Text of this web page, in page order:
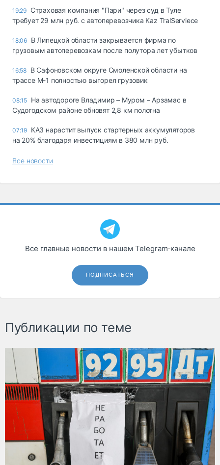
19:29 Страховая компания "Пари" через суд в Туле
требует 29 млн руб. с автоперевозчика Kaz TralServiece
18:06 В Липецкой области закрывается фирма по
грузовым автоперевозкам после полутора лет убытков
16:58 В Сафоновском округе Смоленской области на
трассе М-1 полностью выгорел грузовик
08:15 На автодороге Владимир – Муром – Арзамас в
Судогодском районе обновят 2,8 км полотна
07:19 КАЗ нарастит выпуск стартерных аккумуляторов
на 20% благодаря инвестициям в 380 млн руб.
Все новости
Все главные новости в нашем Telegram‑канале
ПОДПИСАТЬСЯ
Публикации по теме